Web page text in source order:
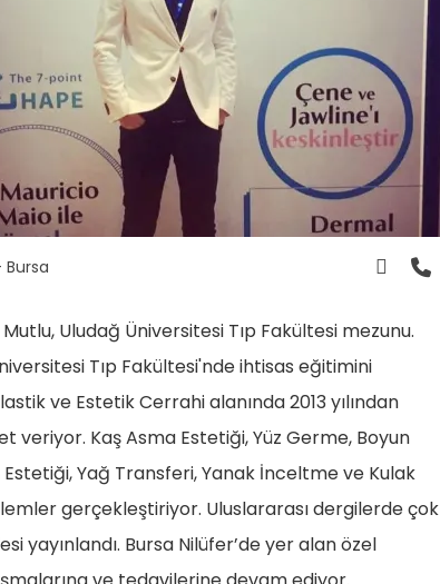
Uludağ Üniversitesi Tıp Fakültesi mezunu.
Tıp Fakültesi'nde ihtisas eğitimini
ve Estetik Cerrahi alanında 2013 yılından
veriyor. Kaş Asma Estetiği, Yüz Germe, Boyun
Yağ Transferi, Yanak İnceltme ve Kulak
gerçekleştiriyor. Uluslararası dergilerde çok
yayınlandı. Bursa Nilüfer’de yer alan özel